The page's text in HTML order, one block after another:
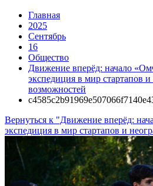
Главная
2025
Сентябрь
16
Общество
Движение вперёд: начало
экспедиция в мир стартапов
возможностей
Вернуться к "Движение вперёд:
экспедиция в мир стартапов и